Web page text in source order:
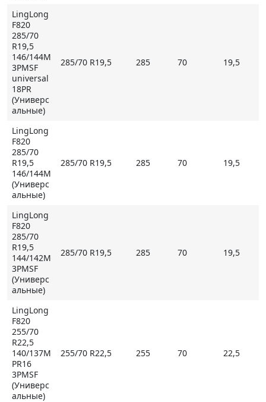
LingLong
F820
285/70
R19,5
146/144M
3PMSF
universal
18PR
(Универс
альные)
285/70 R19,5 285 70 19,5
LingLong
F820
285/70
R19,5
146/144M
(Универс
альные)
285/70 R19,5 285 70 19,5
LingLong
F820
285/70
R19,5
144/142M
3PMSF
(Универс
альные)
285/70 R19,5 285 70 19,5
LingLong
F820
255/70
R22,5
140/137M
PR16
3PMSF
(Универс
альные)
255/70 R22,5 255 70 22,5